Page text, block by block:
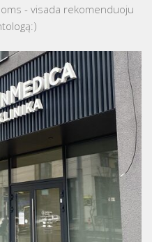
- visada rekomenduoju